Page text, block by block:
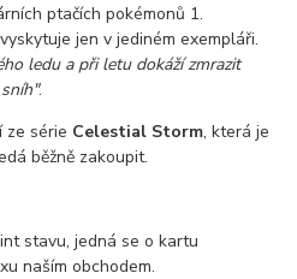
ptačích pokémonů 1.
jen v jediném exempláři.
ledu a při letu dokáží zmrazit
.
ze série Celestial Storm, která je
běžně zakoupit.
stavu, jedná se o kartu
naším obchodem.